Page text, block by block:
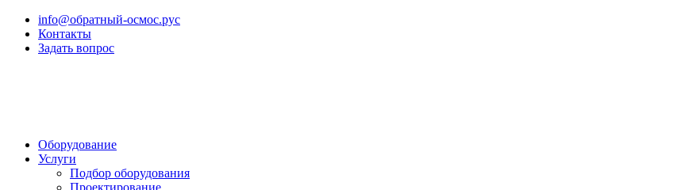
info@обратный-осмос.рус
Контакты
Задать вопрос
Оборудование
Услуги
Подбор оборудования
Проектирование